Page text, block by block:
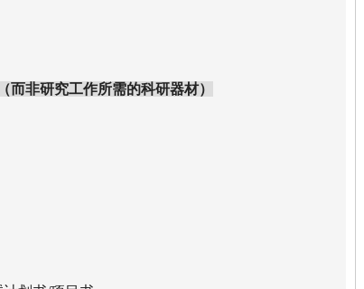
而非研究工作所需的科研器材）